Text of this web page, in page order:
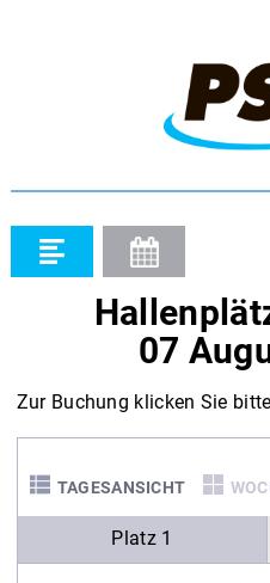
07
Zur Buchung klicken Sie
TAGESANSICHT
Platz 1